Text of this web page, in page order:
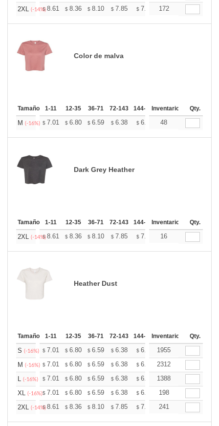
2XL (-14%)
$8.61 $ 8.36 $ 8.10 $ 7.85 $ 7.59 $7.46
172
Color de malva
Tamaño 1-11 12-35 36-71 72-143 144-287 288 + Mas
Inventario Qty.
M (-16%) $ 7.01 $ 6.80 $ 6.59 $ 6.38 $ 6.18 $6.07
48
Dark Grey Heather
Tamaño 1-11 12-35 36-71 72-143 144-287 288 + Mas
Inventario Qty.
2XL (-14%)
$8.61 $ 8.36 $ 8.10 $ 7.85 $ 7.59 $7.46
16
Heather Dust
Tamaño 1-11 12-35 36-71 72-143 144-287 288 + Mas
Inventario Qty.
S (-16%) $ 7.01 $ 6.80 $ 6.59 $ 6.38 $ 6.18 $6.07
1955
M (-16%) $ 7.01 $ 6.80 $ 6.59 $ 6.38 $ 6.18 $6.07
2312
L (-16%) $ 7.01 $ 6.80 $ 6.59 $ 6.38 $ 6.18 $6.07
1388
XL (-16%)$ 7.01 $ 6.80 $ 6.59 $ 6.38 $ 6.18 $6.07
198
2XL (-14%)
$8.61 $ 8.36 $ 8.10 $ 7.85 $ 7.59 $7.46
241